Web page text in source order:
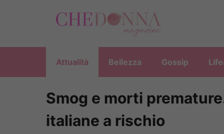
Attualità Bellezza Gossip
Smog e morti
italiane a rischio